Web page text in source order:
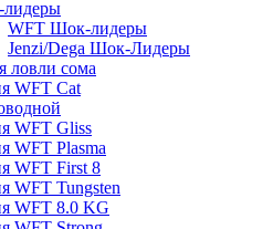
WFT Шок-лидеры
Jenzi/Dega Шок-Лидеры
ловли сома
WFT Cat
WFT Gliss
WFT Plasma
WFT First 8
WFT Tungsten
WFT 8.0 KG